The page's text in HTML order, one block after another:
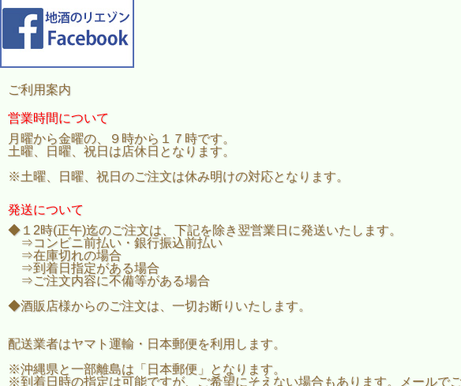
ご利用案内
営業時間について
月曜から金曜の、９時から１７時です。
土曜、日曜、祝日は店休日となります。
※土曜、日曜、祝日のご注文は休み明けの対応となります。
発送について
◆１2時(正午)迄のご注文は、下記を除き翌営業日に発送いたします。
⇒コンビニ前払い・銀行振込前払い
⇒在庫切れの場合
⇒到着日指定がある場合
⇒ご注文内容に不備等がある場合
◆酒販店様からのご注文は、一切お断りいたします。
配送業者はヤマト運輸・日本郵便を利用します。
※沖縄県と一部離島は「日本郵便」となります。
※到着日時の指定は可能ですが、ご希望にそえない場合もあります。メールでご